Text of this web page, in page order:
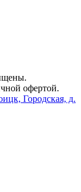
офертой.
Городская, д.